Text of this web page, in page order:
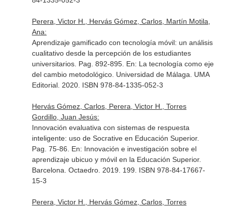
Perera, Victor H., Hervás Gómez, Carlos, Martín Motila,
Ana:
Aprendizaje gamificado con tecnología móvil: un análisis
cualitativo desde la percepción de los estudiantes
universitarios. Pag. 892-895. En: La tecnología como eje
del cambio metodológico. Universidad de Málaga. UMA
Editorial. 2020. ISBN 978-84-1335-052-3
Hervás Gómez, Carlos, Perera, Victor H., Torres
Gordillo, Juan Jesús:
Innovación evaluativa con sistemas de respuesta
inteligente: uso de Socrative en Educación Superior.
Pag. 75-86. En: Innovación e investigación sobre el
aprendizaje ubicuo y móvil en la Educación Superior.
Barcelona. Octaedro. 2019. 199. ISBN 978-84-17667-
15-3
Perera, Victor H., Hervás Gómez, Carlos, Torres